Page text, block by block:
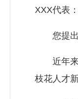
XXX代表：
您提出
近年来
枝花人才